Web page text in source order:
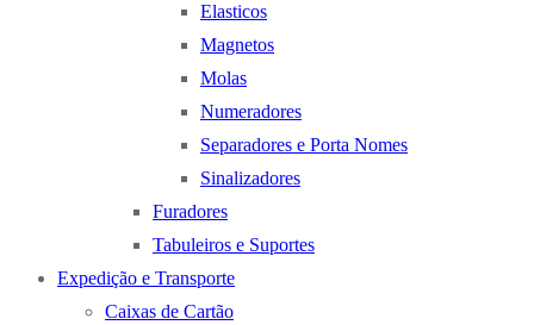
Elasticos
Magnetos
Molas
Numeradores
Separadores e Porta Nomes
Sinalizadores
Furadores
Tabuleiros e Suportes
Expedição e Transporte
Caixas de Cartão